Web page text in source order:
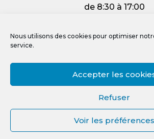
Nous utilisons des cookies pour optimiser
service.
Accepter les
Refuser
Voir les préférences
de 8:30 à 17:00
de 8:30 à 12:00
Mentions légales
Politique de cookies (UE)